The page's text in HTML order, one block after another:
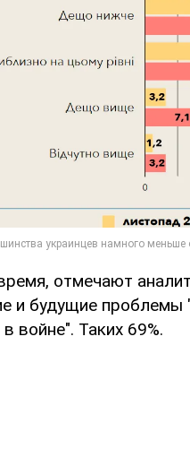
отмечают
и будущие проблемы
войне". Таких 69%.